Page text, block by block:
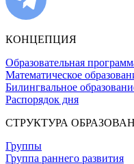
КОНЦЕПЦИЯ
Образовательная
Математическое
Билингвальное
Распорядок дня
СТРУКТУРА
Группы
Группа раннего развития